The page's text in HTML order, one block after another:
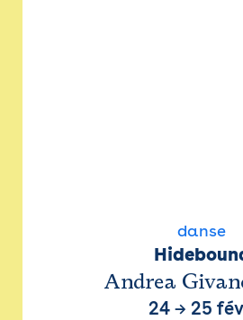
danse
Andrea
24→ 25